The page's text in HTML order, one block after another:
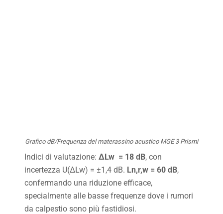
Grafico dB/Frequenza del materassino acustico MGE 3 Prismi
Indici di valutazione: ΔLw = 18 dB, con
incertezza U(ΔLw) = ±1,4 dB. Ln,r,w = 60 dB,
confermando una riduzione efficace,
specialmente alle basse frequenze dove i rumori
da calpestio sono più fastidiosi.